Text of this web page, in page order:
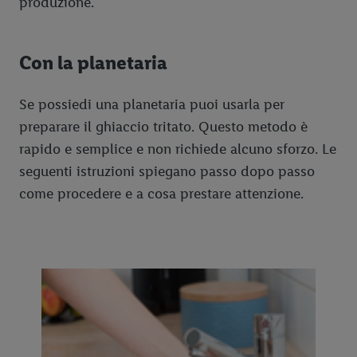
Con la planetaria
Se possiedi una planetaria puoi usarla per
preparare il ghiaccio tritato. Questo metodo è
rapido e semplice e non richiede alcuno sforzo. Le
seguenti istruzioni spiegano passo dopo passo
come procedere e a cosa prestare attenzione.